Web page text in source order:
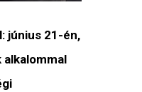
június 21-én,